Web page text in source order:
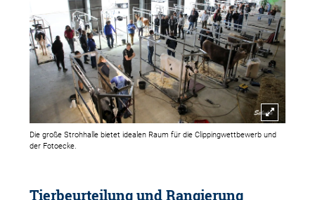
Die große Strohhalle bietet idealen Raum für die Clippingwettbewerb und
der Fotoecke.
Tierbeurteilung und Rangierung